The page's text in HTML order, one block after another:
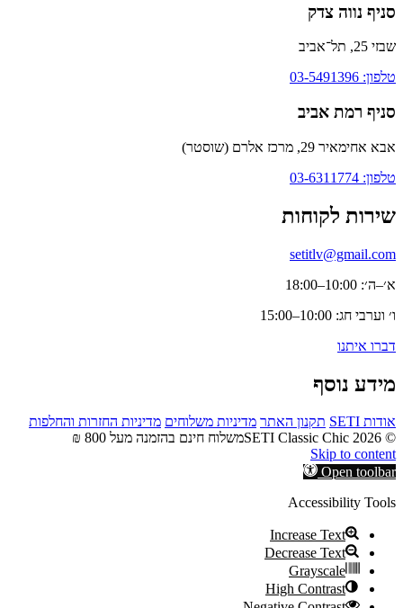
סניף נווה צדק
שבזי 25, תל־אביב
טלפון: 03-5491396
סניף רמת אביב
אבא אחימאיר 29, מרכז אלרם (שוסטר)
טלפון: 03-6311774
שירות לקוחות
setitlv@gmail.com
א׳–ה׳: 10:00–18:00
ו׳ וערבי חג: 10:00–15:00
דברו איתנו
מידע נוסף
אודות SETI תקנון האתר מדיניות משלוחים מדיניות החזרות והחלפות
© 2026 SETI Classic Chic
משלוח חינם בהזמנה מעל 800 ₪
Skip to content
Open toolbar
Accessibility Tools
Increase Text
Decrease Text
Grayscale
High Contrast